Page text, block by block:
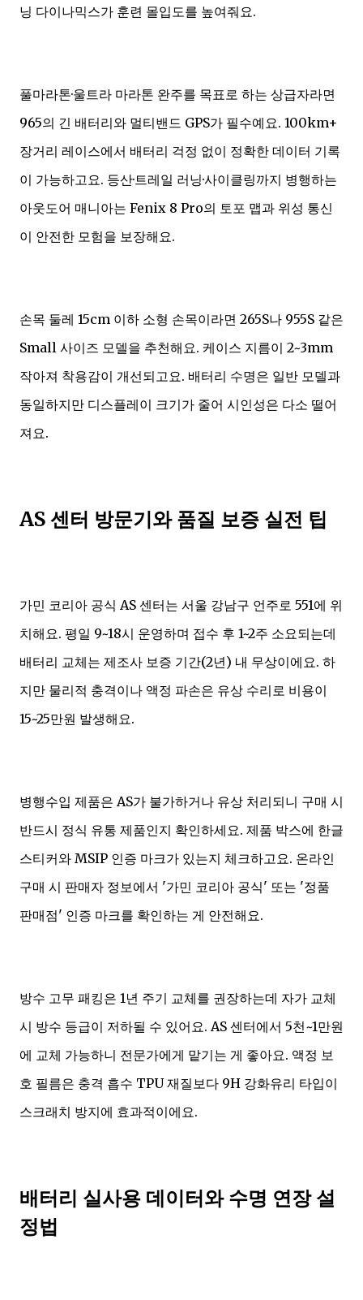
닝 다이나믹스가 훈련 몰입도를 높여줘요.
풀마라톤·울트라 마라톤 완주를 목표로 하는 상급자라면
965의 긴 배터리와 멀티밴드 GPS가 필수예요. 100km+
장거리 레이스에서 배터리 걱정 없이 정확한 데이터 기록
이 가능하고요. 등산·트레일 러닝·사이클링까지 병행하는
아웃도어 매니아는 Fenix 8 Pro의 토포 맵과 위성 통신
이 안전한 모험을 보장해요.
손목 둘레 15cm 이하 소형 손목이라면 265S나 955S 같은
Small 사이즈 모델을 추천해요. 케이스 지름이 2~3mm
작아져 착용감이 개선되고요. 배터리 수명은 일반 모델과
동일하지만 디스플레이 크기가 줄어 시인성은 다소 떨어
져요.
AS 센터 방문기와 품질 보증 실전 팁
가민 코리아 공식 AS 센터는 서울 강남구 언주로 551에 위
치해요. 평일 9~18시 운영하며 접수 후 1~2주 소요되는데
배터리 교체는 제조사 보증 기간(2년) 내 무상이에요. 하
지만 물리적 충격이나 액정 파손은 유상 수리로 비용이
15~25만원 발생해요.
병행수입 제품은 AS가 불가하거나 유상 처리되니 구매 시
반드시 정식 유통 제품인지 확인하세요. 제품 박스에 한글
스티커와 MSIP 인증 마크가 있는지 체크하고요. 온라인
구매 시 판매자 정보에서 '가민 코리아 공식' 또는 '정품
판매점' 인증 마크를 확인하는 게 안전해요.
방수 고무 패킹은 1년 주기 교체를 권장하는데 자가 교체
시 방수 등급이 저하될 수 있어요. AS 센터에서 5천~1만원
에 교체 가능하니 전문가에게 맡기는 게 좋아요. 액정 보
호 필름은 충격 흡수 TPU 재질보다 9H 강화유리 타입이
스크래치 방지에 효과적이에요.
배터리 실사용 데이터와 수명 연장 설
정법